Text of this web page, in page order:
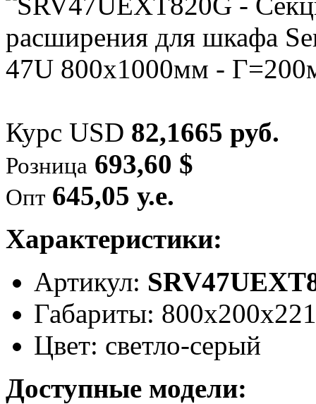
Курс USD 82,1665 руб.
Розница 693,60 $
Опт 645,05 у.е.
Характеристики:
Артикул:
Габариты:
Цвет: светло-серый
Доступные модели: